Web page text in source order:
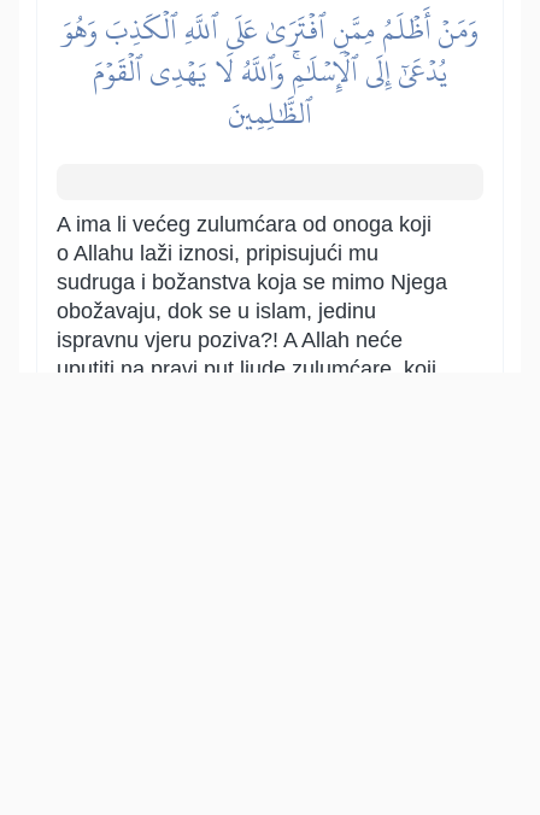
وَمَنۡ أَظۡلَمُ مِمَّنِ ٱفۡتَرَىٰ عَلَى ٱللَّهِ ٱلۡكَذِبَ وَهُوَ
يُدۡعَىٰٓ إِلَى ٱلۡإِسۡلَٰمِۚ وَٱللَّهُ لَا يَهۡدِي ٱلۡقَوۡمَ
ٱلظَّٰلِمِينَ
A ima li većeg zulumćara od onoga koji
o Allahu laži iznosi, pripisujući mu
sudruga i božanstva koja se mimo Njega
obožavaju, dok se u islam, jedinu
ispravnu vjeru poziva?! A Allah neće
uputiti na pravi put ljude zulumćare, koji